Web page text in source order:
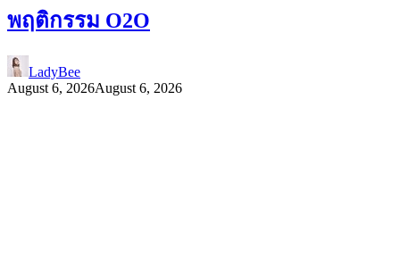
พฤติกรรม O2O
LadyBee
August 6, 2026August 6, 2026